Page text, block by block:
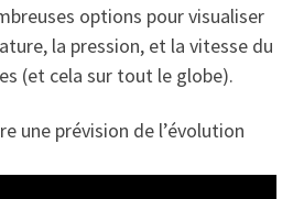
options pour visualiser
la pression, et la vitesse du
(et cela sur tout le globe).
une prévision de l’évolution